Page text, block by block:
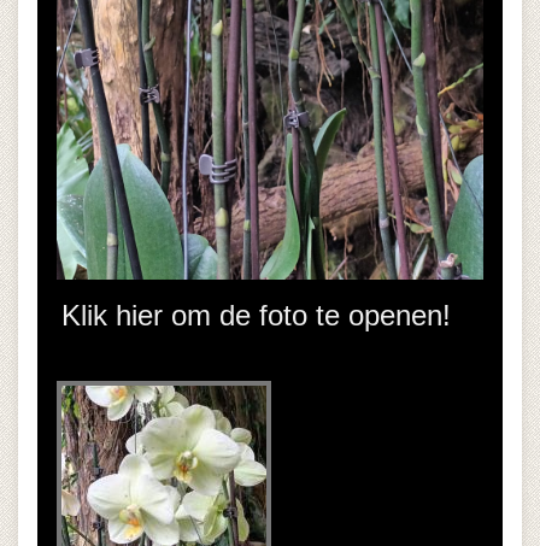
Klik hier om de foto te openen!